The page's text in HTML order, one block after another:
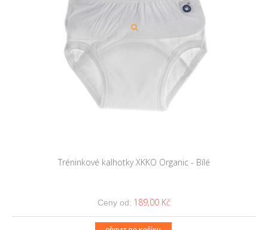
Tréninkové kalhotky XKKO Organic - Bílé
Ceny od: 189,00 Kč